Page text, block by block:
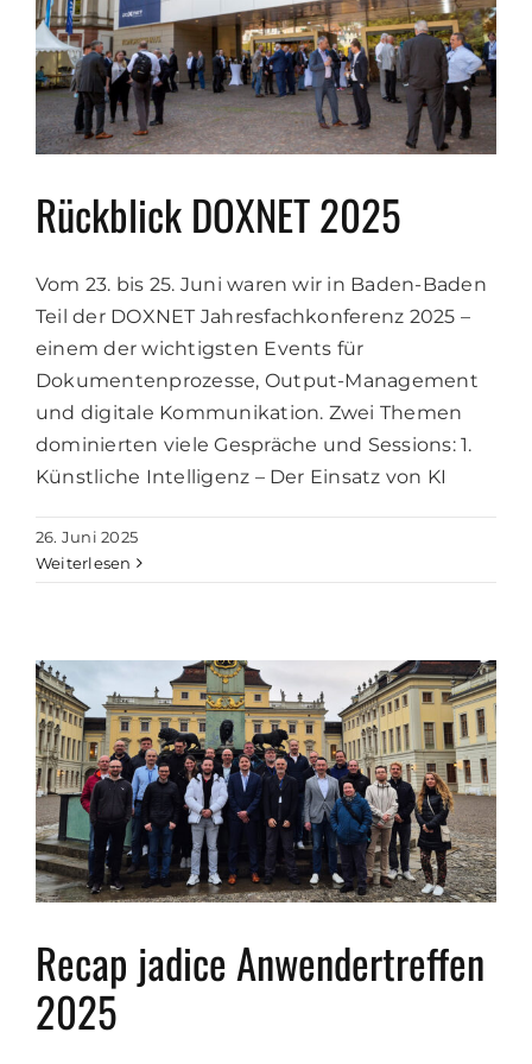
Rückblick DOXNET 2025
Vom 23. bis 25. Juni waren wir in Baden-Baden
Teil der DOXNET Jahresfachkonferenz 2025 –
einem der wichtigsten Events für
Dokumentenprozesse, Output-Management
und digitale Kommunikation. Zwei Themen
dominierten viele Gespräche und Sessions: 1.
Künstliche Intelligenz – Der Einsatz von KI
26. Juni 2025
Weiterlesen
Recap jadice Anwendertreffen
2025